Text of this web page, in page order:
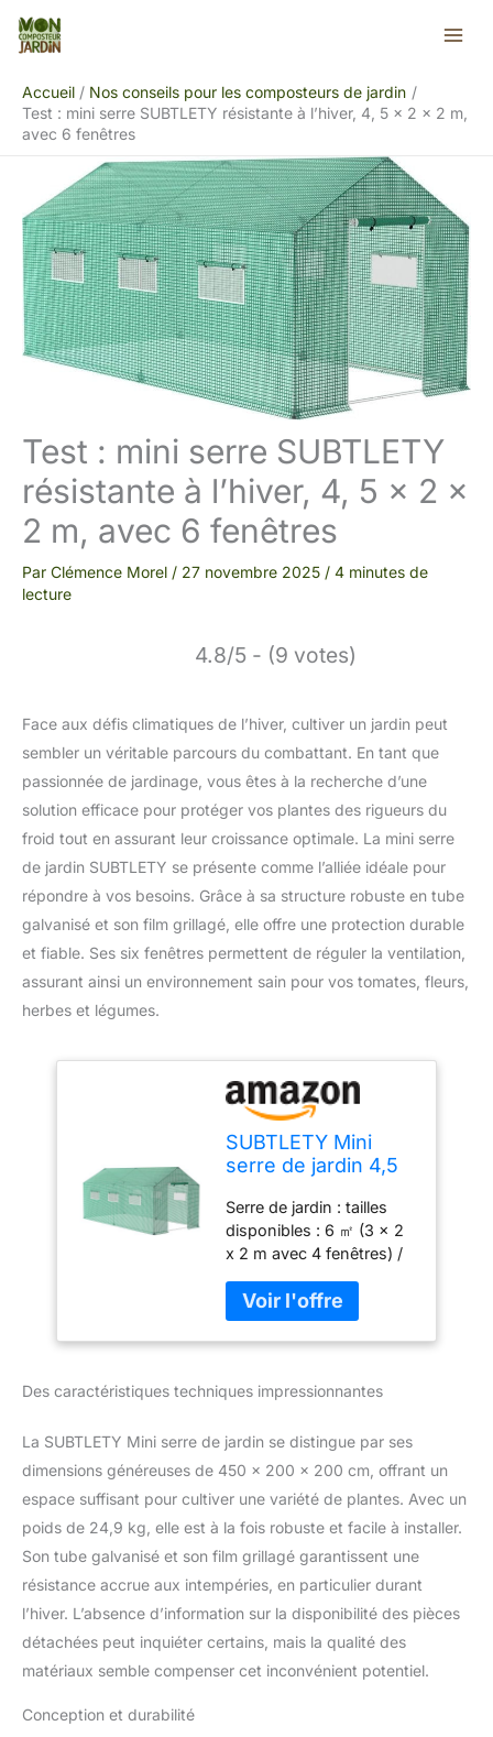
Aller
Accueil
Nos conseils pour les composteurs de jardin
Test : mini serre SUBTLETY résistante à l’hiver, 4, 5 x 2 x 2 m,
avec 6 fenêtres
Test : mini serre SUBTLETY
résistante à l’hiver, 4, 5 x 2 x
2 m, avec 6 fenêtres
Par Clémence Morel / 27 novembre 2025 / 4 minutes de
lecture
4.8/5 - (9 votes)
Face aux défis climatiques de l’hiver, cultiver un jardin peut
sembler un véritable parcours du combattant. En tant que
passionnée de jardinage, vous êtes à la recherche d’une
solution efficace pour protéger vos plantes des rigueurs du
froid tout en assurant leur croissance optimale. La mini serre
de jardin SUBTLETY se présente comme l’alliée idéale pour
répondre à vos besoins. Grâce à sa structure robuste en tube
galvanisé et son film grillagé, elle offre une protection durable
et fiable. Ses six fenêtres permettent de réguler la ventilation,
assurant ainsi un environnement sain pour vos tomates, fleurs,
herbes et légumes.
SUBTLETY Mini
serre de jardin 4,5
Résistant à l'hiver -
Avec 6 fenêtres et
tube galvanisé et
film grillagé - Pour
tomates, plantes,
fleurs, herbes,
légumes
Serre de jardin : tailles
disponibles : 6 ㎡ (3 x 2
x 2 m avec 4 fenêtres) /
6 fenêtres), Matériau :
tube galvanisé + film
PEHD, couleur : vert +
du tube : 22 mm,
mm. Serre à tomates
avec construction en
acier robuste et durable :
le cadre de la maison de
fleurs isolée est
composé de tubes
métalliques avec un
revêtement galvanisé à
chaud, résistant à la
corrosion et à la rouille et
a une longue durée de
Des caractéristiques techniques impressionnantes
La SUBTLETY Mini serre de jardin se distingue par ses
dimensions généreuses de 450 x 200 x 200 cm, offrant un
espace suffisant pour cultiver une variété de plantes. Avec un
poids de 24,9 kg, elle est à la fois robuste et facile à installer.
Son tube galvanisé et son film grillagé garantissent une
résistance accrue aux intempéries, en particulier durant
l’hiver. L’absence d’information sur la disponibilité des pièces
détachées peut inquiéter certains, mais la qualité des
matériaux semble compenser cet inconvénient potentiel.
Conception et durabilité
Rechercher